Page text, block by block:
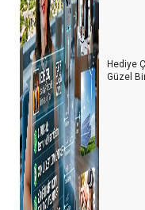
Turizmcinin Bitmeyen
Başlar!
Turizm Sektörü Nereye
Turizmci İkilem içinde
2024 Yılı Turizm
Antalya Turizm Fuarı:
Turizmde Dostane
Turizmdays.com 7.
Hediye
Güzel